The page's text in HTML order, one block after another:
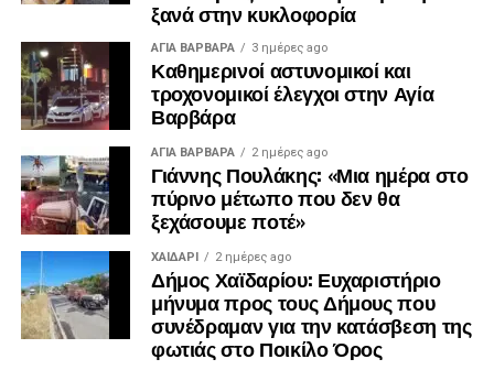
ξανά στην κυκλοφορία
ΑΓΙΑ ΒΑΡΒΑΡΑ 3 ημέρες ago
Καθημερινοί αστυνομικοί και
τροχονομικοί έλεγχοι στην Αγία
Βαρβάρα
ΑΓΙΑ ΒΑΡΒΑΡΑ 2 ημέρες ago
Γιάννης Πουλάκης: «Μια ημέρα στο
πύρινο μέτωπο που δεν θα
ξεχάσουμε ποτέ»
ΧΑΪΔΑΡΙ 2 ημέρες ago
Δήμος Χαϊδαρίου: Ευχαριστήριο
μήνυμα προς τους Δήμους που
συνέδραμαν για την κατάσβεση της
φωτιάς στο Ποικίλο Όρος